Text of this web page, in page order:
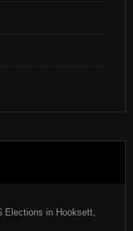
Elections in Hooksett,